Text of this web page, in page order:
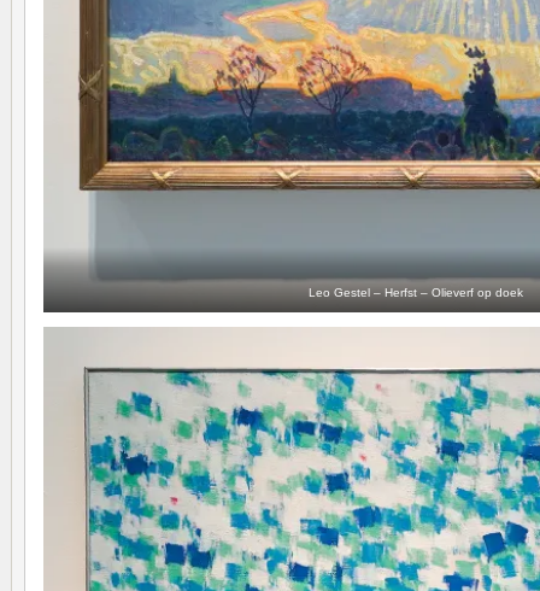
Leo Gestel – Herfst – Olieverf op doek